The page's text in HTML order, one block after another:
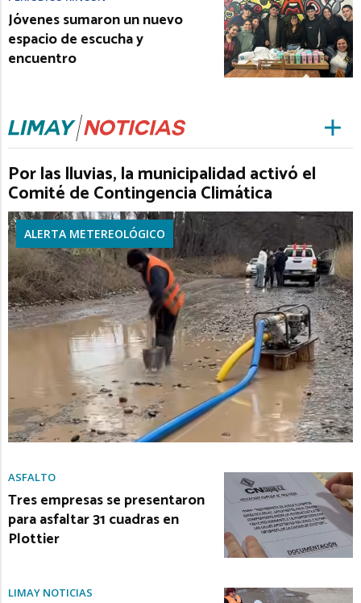
Jóvenes sumaron un nuevo
espacio de escucha y
encuentro
Por las lluvias, la municipalidad activó el
Comité de Contingencia Climática
ALERTA METEREOLÓGICO
ASFALTO
Tres empresas se presentaron
para asfaltar 31 cuadras en
Plottier
LIMAY NOTICIAS